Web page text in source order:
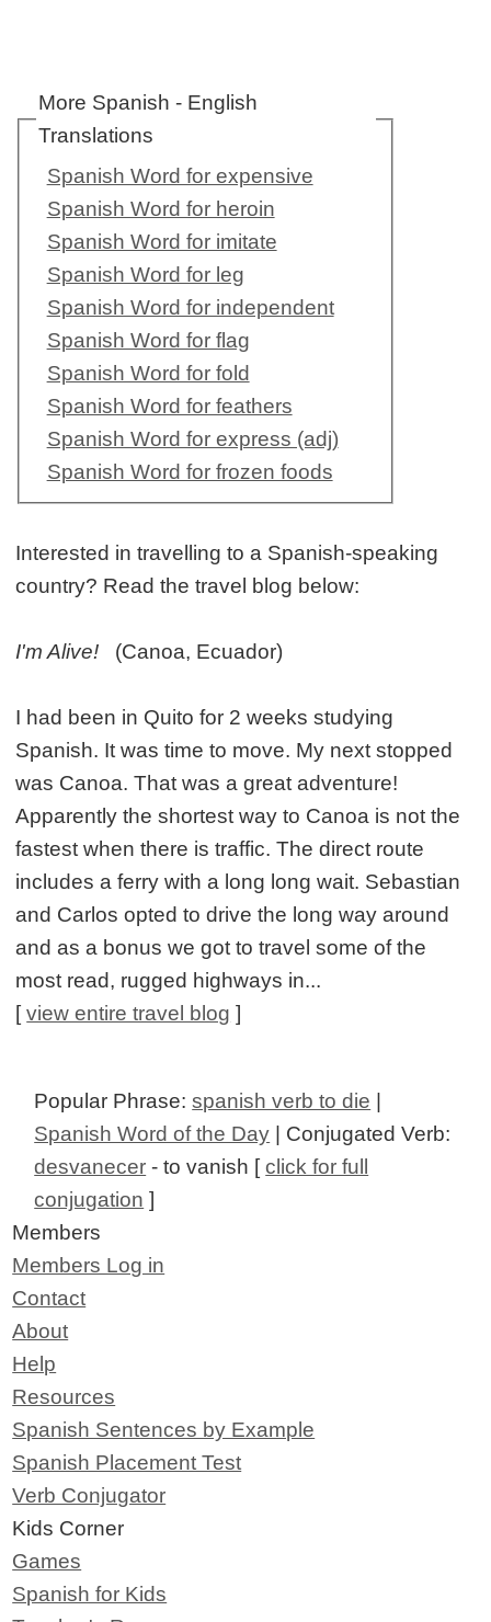
More Spanish - English
Translations
Spanish Word for expensive
Spanish Word for heroin
Spanish Word for imitate
Spanish Word for leg
Spanish Word for independent
Spanish Word for flag
Spanish Word for fold
Spanish Word for feathers
Spanish Word for express (adj)
Spanish Word for frozen foods
Interested in travelling to a Spanish-speaking
country? Read the travel blog below:
I'm Alive! (Canoa, Ecuador)
I had been in Quito for 2 weeks studying
Spanish. It was time to move. My next stopped
was Canoa. That was a great adventure!
Apparently the shortest way to Canoa is not the
fastest when there is traffic. The direct route
includes a ferry with a long long wait. Sebastian
and Carlos opted to drive the long way around
and as a bonus we got to travel some of the
most read, rugged highways in...
[view entire travel blog ]
Popular Phrase:spanish verb to die |
Spanish Word of the Day | Conjugated Verb:
desvanecer - to vanish [click for full
conjugation ]
Members
Members Log in
Contact
About
Help
Resources
Spanish Sentences by Example
Spanish Placement Test
Verb Conjugator
Kids Corner
Games
Spanish for Kids